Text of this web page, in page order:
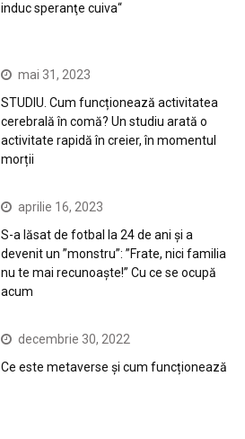
induc speranţe cuiva“
mai 31, 2023
STUDIU. Cum funcționează activitatea
cerebrală în comă? Un studiu arată o
activitate rapidă în creier, în momentul
morții
aprilie 16, 2023
S-a lăsat de fotbal la 24 de ani și a
devenit un ”monstru”: ”Frate, nici familia
nu te mai recunoaște!” Cu ce se ocupă
acum
decembrie 30, 2022
Ce este metaverse și cum funcționează